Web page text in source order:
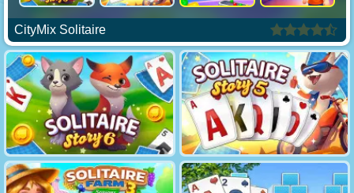
CityMix Solitaire